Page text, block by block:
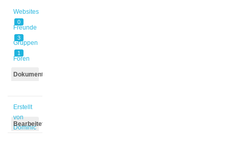
Websites
0
Freunde
3
Gruppen
1
Foren
Dokumente
Erstellt
von
Dominic
Bearbeitet